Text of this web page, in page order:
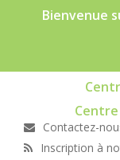
Bienvenue
Contactez-
Inscription à